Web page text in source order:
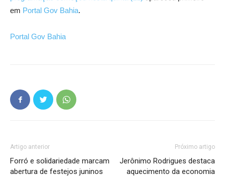
em Portal Gov Bahia.
Portal Gov Bahia
Artigo anterior
Forró e solidariedade marcam
abertura de festejos juninos
Próximo artigo
Jerônimo Rodrigues destaca
aquecimento da economia